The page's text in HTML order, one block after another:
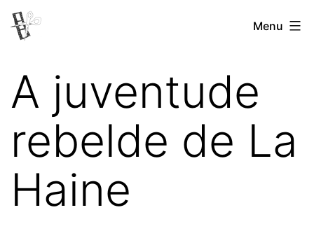
Pular
para
conteúdo
Revista
Menu
A juventude
rebelde de La
Haine